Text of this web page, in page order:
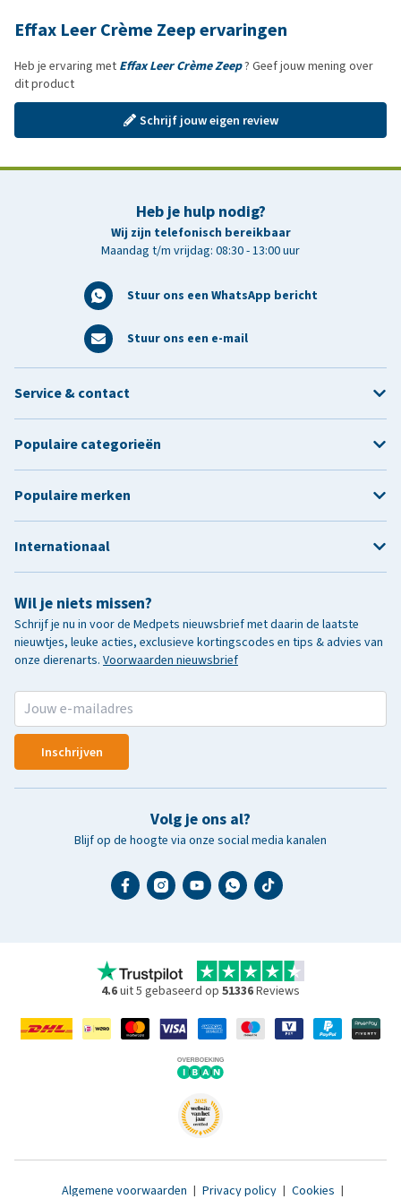
Effax Leer Crème Zeep ervaringen
Heb je ervaring met Effax Leer Crème Zeep? Geef jouw mening over
dit product
Schrijf jouw eigen review
Heb je hulp nodig?
Wij zijn telefonisch bereikbaar
Maandag t/m vrijdag: 08:30 - 13:00 uur
Stuur ons een WhatsApp bericht
Stuur ons een e-mail
Wil je niets missen?
Schrijf je nu in voor de Medpets nieuwsbrief met daarin de laatste
nieuwtjes, leuke acties, exclusieve kortingscodes en tips & advies van
onze dierenarts. Voorwaarden nieuwsbrief
Inschrijven
Volg je ons al?
Blijf op de hoogte via onze social media kanalen
Service & contact
Populaire categorieën
Populaire merken
Internationaal
4.6uit 5 gebaseerd op 51336Reviews
Algemene voorwaarden | Privacy policy | Cookies |